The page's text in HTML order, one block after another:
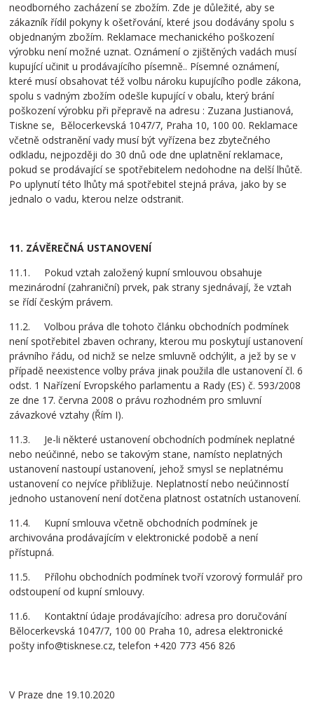
neodborného zacházení se zbožím. Zde je důležité, aby se
zákazník řídil pokyny k ošetřování, které jsou dodávány spolu s
objednaným zbožím. Reklamace mechanického poškození
výrobku není možné uznat. Oznámení o zjištěných vadách musí
kupující učinit u prodávajícího písemně.. Písemné oznámení,
které musí obsahovat též volbu nároku kupujícího podle zákona,
spolu s vadným zbožím odešle kupující v obalu, který brání
poškození výrobku při přepravě na adresu : Zuzana Justianová,
Tiskne se, Bělocerkevská 1047/7, Praha 10, 100 00. Reklamace
včetně odstranění vady musí být vyřízena bez zbytečného
odkladu, nejpozději do 30 dnů ode dne uplatnění reklamace,
pokud se prodávající se spotřebitelem nedohodne na delší lhůtě.
Po uplynutí této lhůty má spotřebitel stejná práva, jako by se
jednalo o vadu, kterou nelze odstranit.
11. ZÁVĚREČNÁ USTANOVENÍ
11.1. Pokud vztah založený kupní smlouvou obsahuje
mezinárodní (zahraniční) prvek, pak strany sjednávají, že vztah
se řídí českým právem.
11.2. Volbou práva dle tohoto článku obchodních podmínek
není spotřebitel zbaven ochrany, kterou mu poskytují ustanovení
právního řádu, od nichž se nelze smluvně odchýlit, a jež by se v
případě neexistence volby práva jinak použila dle ustanovení čl. 6
odst. 1 Nařízení Evropského parlamentu a Rady (ES) č. 593/2008
ze dne 17. června 2008 o právu rozhodném pro smluvní
závazkové vztahy (Řím I).
11.3. Je-li některé ustanovení obchodních podmínek neplatné
nebo neúčinné, nebo se takovým stane, namísto neplatných
ustanovení nastoupí ustanovení, jehož smysl se neplatnému
ustanovení co nejvíce přibližuje. Neplatností nebo neúčinností
jednoho ustanovení není dotčena platnost ostatních ustanovení.
11.4. Kupní smlouva včetně obchodních podmínek je
archivována prodávajícím v elektronické podobě a není
přístupná.
11.5. Přílohu obchodních podmínek tvoří vzorový formulář pro
odstoupení od kupní smlouvy.
11.6. Kontaktní údaje prodávajícího: adresa pro doručování
Bělocerkevská 1047/7, 100 00 Praha 10, adresa elektronické
pošty info@tisknese.cz, telefon +420 773 456 826
V Praze dne 19.10.2020